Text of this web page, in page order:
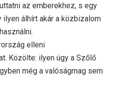
az emberekhez, s egy
álhírt akár a közbizalom
elleni
Közölte: ilyen ügy a Szőlő
még a valóságmag sem